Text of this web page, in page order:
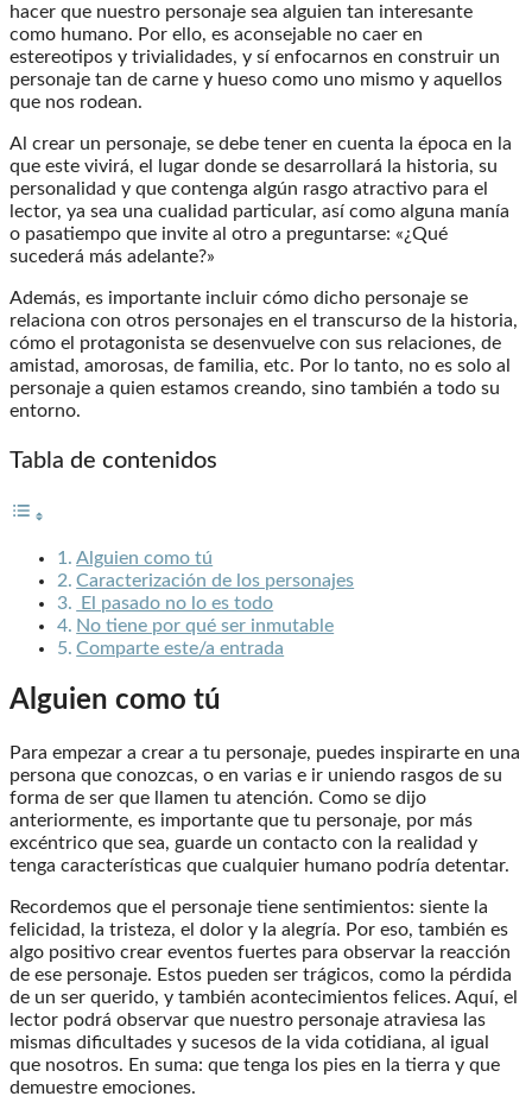
hacer que nuestro personaje sea alguien tan interesante
como humano. Por ello, es aconsejable no caer en
estereotipos y trivialidades, y sí enfocarnos en construir un
personaje tan de carne y hueso como uno mismo y aquellos
que nos rodean.
Al crear un personaje, se debe tener en cuenta la época en la
que este vivirá, el lugar donde se desarrollará la historia, su
personalidad y que contenga algún rasgo atractivo para el
lector, ya sea una cualidad particular, así como alguna manía
o pasatiempo que invite al otro a preguntarse: «¿Qué
sucederá más adelante?»
Además, es importante incluir cómo dicho personaje se
relaciona con otros personajes en el transcurso de la historia,
cómo el protagonista se desenvuelve con sus relaciones, de
amistad, amorosas, de familia, etc. Por lo tanto, no es solo al
personaje a quien estamos creando, sino también a todo su
entorno.
Tabla de contenidos
Alguien como tú
Caracterización de los personajes
El pasado no lo es todo
No tiene por qué ser inmutable
Comparte este/a entrada
Alguien como tú
Para empezar a crear a tu personaje, puedes inspirarte en una
persona que conozcas, o en varias e ir uniendo rasgos de su
forma de ser que llamen tu atención. Como se dijo
anteriormente, es importante que tu personaje, por más
excéntrico que sea, guarde un contacto con la realidad y
tenga características que cualquier humano podría detentar.
Recordemos que el personaje tiene sentimientos: siente la
felicidad, la tristeza, el dolor y la alegría. Por eso, también es
algo positivo crear eventos fuertes para observar la reacción
de ese personaje. Estos pueden ser trágicos, como la pérdida
de un ser querido, y también acontecimientos felices. Aquí, el
lector podrá observar que nuestro personaje atraviesa las
mismas dificultades y sucesos de la vida cotidiana, al igual
que nosotros. En suma: que tenga los pies en la tierra y que
demuestre emociones.